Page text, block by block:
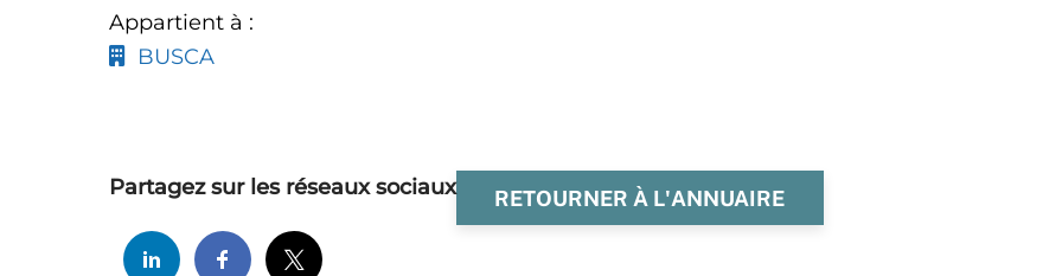
Appartient à :
BUSCA
RETOURNER À L'ANNUAIRE
Partagez sur les réseaux sociaux